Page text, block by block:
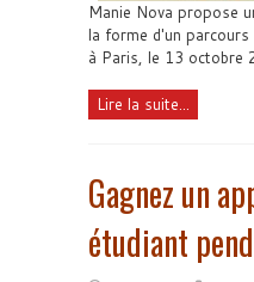
Manie Nova propose
la forme d'un
à Paris, le 13 octobre
Lire la suite...
Gagnez un
étudiant